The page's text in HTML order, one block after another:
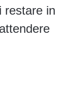
restare in